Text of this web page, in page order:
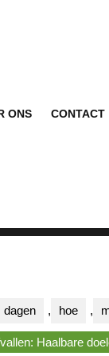
ONS CONTACT
dagen , hoe ,
Haalbare